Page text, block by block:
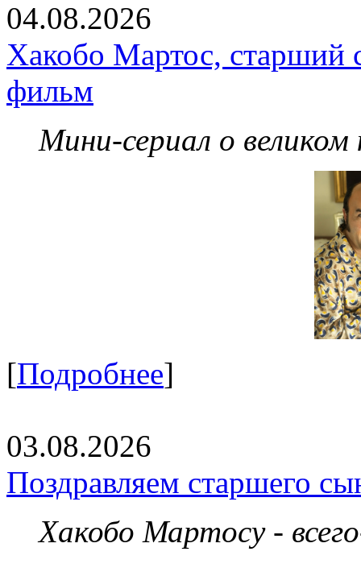
04.08.2026
Хакобо Мартос, старший
фильм
Мини-сериал о великом
[Подробнее]
03.08.2026
Поздравляем старшего
Хакобо Мартосу -